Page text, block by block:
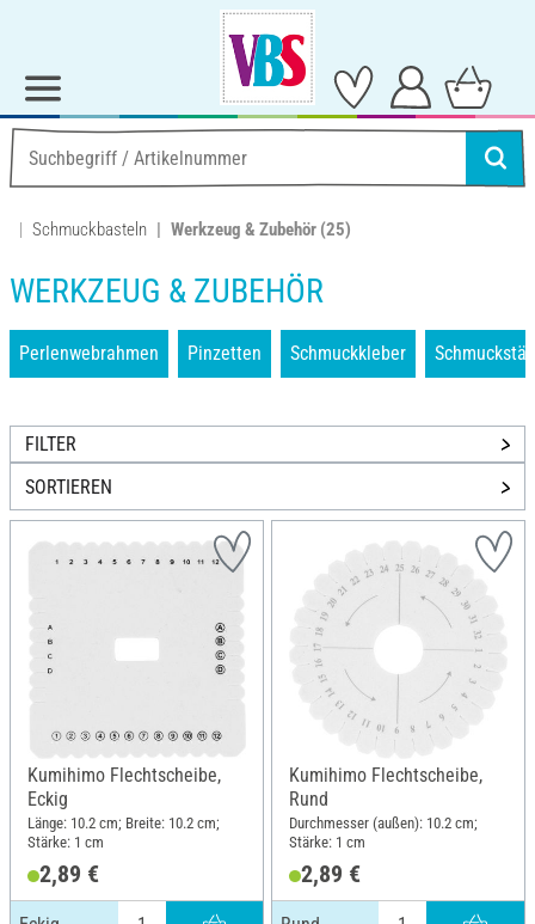
Schmuckbasteln Werkzeug & Zubehör (25)
WERKZEUG & ZUBEHÖR
Perlenwebrahmen Pinzetten Schmuckkleber
FILTER
SORTIEREN
Kumihimo Flechtscheibe,
Eckig
Länge: 10.2 cm; Breite: 10.2 cm;
Stärke: 1 cm
2,89 €
Kumihimo Flechtscheibe,
Rund
Durchmesser (außen): 10.2 cm;
Stärke: 1 cm
2,89 €